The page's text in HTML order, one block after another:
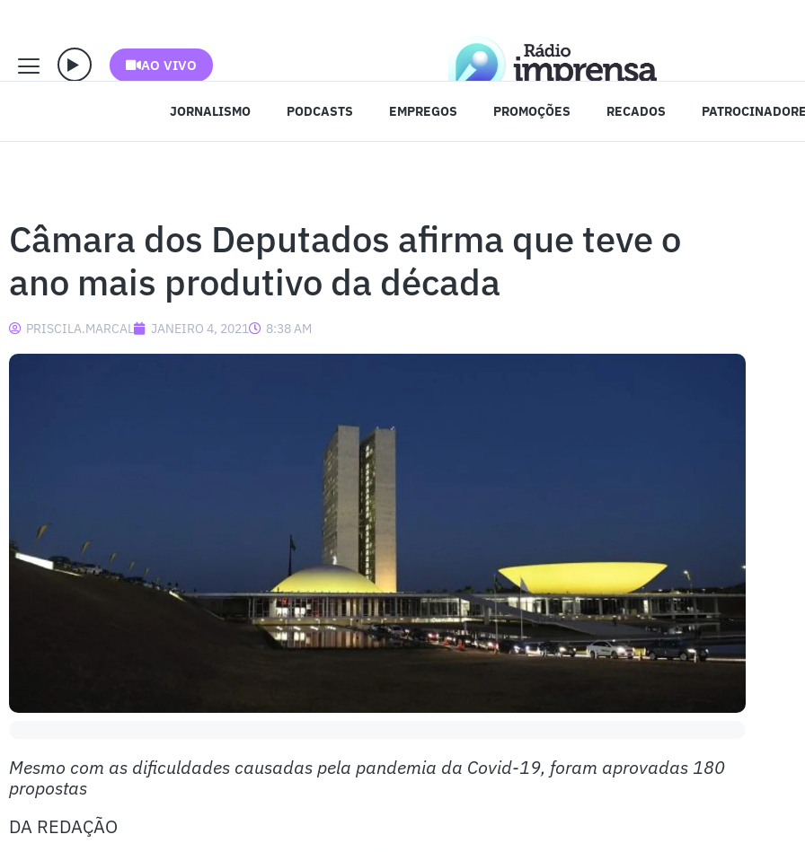
AO VIVO
JORNALISMO PODCASTS EMPREGOS PROMOÇÕES RECADOS
Câmara dos Deputados afirma que teve o
ano mais produtivo da década
PRISCILA.MARCAL JANEIRO 4, 2021 8:38 AM
Mesmo com as dificuldades causadas pela pandemia da Covid-19, foram aprovadas 180
propostas
DA REDAÇÃO